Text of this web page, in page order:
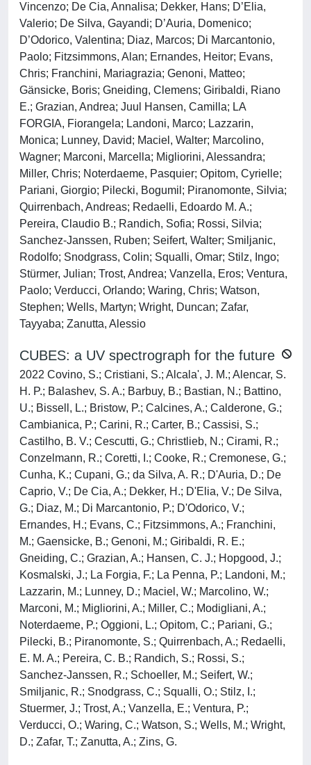
Vincenzo; De Cia, Annalisa; Dekker, Hans; D’Elia,
Valerio; De Silva, Gayandi; D’Auria, Domenico;
D’Odorico, Valentina; Diaz, Marcos; Di Marcantonio,
Paolo; Fitzsimmons, Alan; Ernandes, Heitor; Evans,
Chris; Franchini, Mariagrazia; Genoni, Matteo;
Gänsicke, Boris; Gneiding, Clemens; Giribaldi, Riano
E.; Grazian, Andrea; Juul Hansen, Camilla; LA
FORGIA, Fiorangela; Landoni, Marco; Lazzarin,
Monica; Lunney, David; Maciel, Walter; Marcolino,
Wagner; Marconi, Marcella; Migliorini, Alessandra;
Miller, Chris; Noterdaeme, Pasquier; Opitom, Cyrielle;
Pariani, Giorgio; Pilecki, Bogumil; Piranomonte, Silvia;
Quirrenbach, Andreas; Redaelli, Edoardo M. A.;
Pereira, Claudio B.; Randich, Sofia; Rossi, Silvia;
Sanchez-Janssen, Ruben; Seifert, Walter; Smiljanic,
Rodolfo; Snodgrass, Colin; Squalli, Omar; Stilz, Ingo;
Stürmer, Julian; Trost, Andrea; Vanzella, Eros; Ventura,
Paolo; Verducci, Orlando; Waring, Chris; Watson,
Stephen; Wells, Martyn; Wright, Duncan; Zafar,
Tayyaba; Zanutta, Alessio
CUBES: a UV spectrograph for the future
2022 Covino, S.; Cristiani, S.; Alcala', J. M.; Alencar, S.
H. P.; Balashev, S. A.; Barbuy, B.; Bastian, N.; Battino,
U.; Bissell, L.; Bristow, P.; Calcines, A.; Calderone, G.;
Cambianica, P.; Carini, R.; Carter, B.; Cassisi, S.;
Castilho, B. V.; Cescutti, G.; Christlieb, N.; Cirami, R.;
Conzelmann, R.; Coretti, I.; Cooke, R.; Cremonese, G.;
Cunha, K.; Cupani, G.; da Silva, A. R.; D'Auria, D.; De
Caprio, V.; De Cia, A.; Dekker, H.; D'Elia, V.; De Silva,
G.; Diaz, M.; Di Marcantonio, P.; D'Odorico, V.;
Ernandes, H.; Evans, C.; Fitzsimmons, A.; Franchini,
M.; Gaensicke, B.; Genoni, M.; Giribaldi, R. E.;
Gneiding, C.; Grazian, A.; Hansen, C. J.; Hopgood, J.;
Kosmalski, J.; La Forgia, F.; La Penna, P.; Landoni, M.;
Lazzarin, M.; Lunney, D.; Maciel, W.; Marcolino, W.;
Marconi, M.; Migliorini, A.; Miller, C.; Modigliani, A.;
Noterdaeme, P.; Oggioni, L.; Opitom, C.; Pariani, G.;
Pilecki, B.; Piranomonte, S.; Quirrenbach, A.; Redaelli,
E. M. A.; Pereira, C. B.; Randich, S.; Rossi, S.;
Sanchez-Janssen, R.; Schoeller, M.; Seifert, W.;
Smiljanic, R.; Snodgrass, C.; Squalli, O.; Stilz, I.;
Stuermer, J.; Trost, A.; Vanzella, E.; Ventura, P.;
Verducci, O.; Waring, C.; Watson, S.; Wells, M.; Wright,
D.; Zafar, T.; Zanutta, A.; Zins, G.